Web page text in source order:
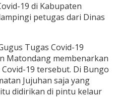
19 di Kabupaten
petugas dari Dinas
Tugas Covid-19
Matondang membenarkan
19 tersebut. Di Bungo
Jujuhan saja yang
didirikan di pintu kelaur